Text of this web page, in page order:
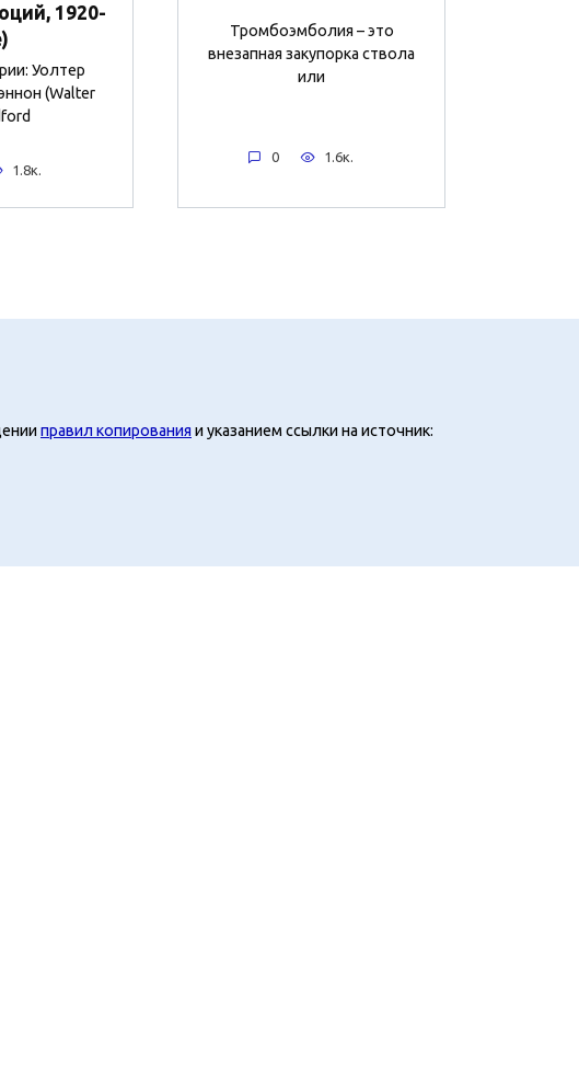
1920-
Уолтер
(Walter
1.8к.
Тромбоэмболия – это
внезапная закупорка ствола
или
0 1.6к.
правил копирования и указанием ссылки на источник: